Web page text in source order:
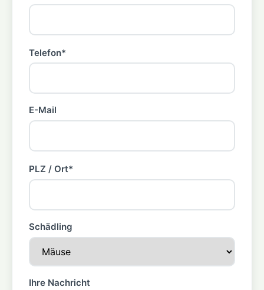
Telefon*
E-Mail
PLZ / Ort*
Schädling
Ihre Nachricht